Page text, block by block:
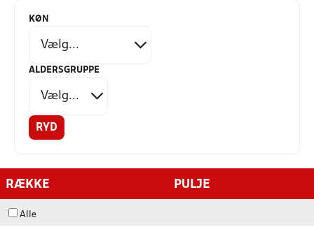
KØN
ALDERSGRUPPE
RYD
RÆKKE PULJE
Alle